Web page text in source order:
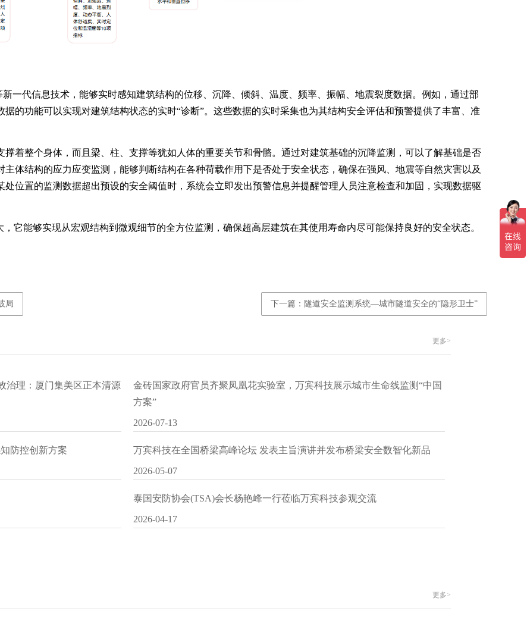
一代信息技术，能够实时感知建筑结构的位移、沉降、倾斜、温度、频率、振幅、地震裂度数据。例如，通过部
的功能可以实现对建筑结构状态的实时“诊断”。这些数据的实时采集也为其结构安全评估和预警提供了丰富、准
着整个身体，而且梁、柱、支撑等犹如人体的重要关节和骨骼。通过对建筑基础的沉降监测，可以了解基础是否
体结构的应力应变监测，能够判断结构在各种荷载作用下是否处于安全状态，确保在强风、地震等自然灾害以及
位置的监测数据超出预设的安全阈值时，系统会立即发出预警信息并提醒管理人员注意检查和加固，实现数据驱
它能够实现从宏观结构到微观细节的全方位监测，确保超高层建筑在其使用寿命内尽可能保持良好的安全状态。
局 下一篇：隧道安全监测系统—城市隧道安全的“隐形卫士”
更多>
治理：厦门集美区正本清源
金砖国家政府官员齐聚凤凰花实验室，万宾科技展示城市生命线监测“中国
方案”
2026-07-13
防控创新方案 万宾科技在全国桥梁高峰论坛 发表主旨演讲并发布桥梁安全数智化新品
2026-05-07
泰国安防协会(TSA)会长杨艳峰一行莅临万宾科技参观交流
2026-04-17
更多>